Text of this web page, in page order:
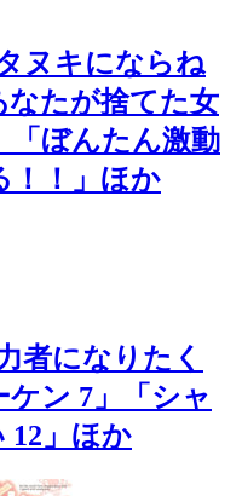
ヌキにならね
なたが捨てた女
「ぼんたん激動
！！」ほか
者になりたく
ケン 7」「シャ
12」ほか